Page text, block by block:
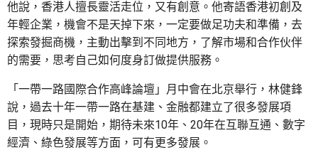
他說，香港人擅長靈活走位，又有創意。他寄語香港初創及
年輕企業，機會不是天掉下來，一定要做足功夫和準備，去
探索發掘商機，主動出擊到不同地方，了解市場和合作伙伴
的需要，思考自己如何度身訂做提供服務。
「一帶一路國際合作高峰論壇」月中會在北京舉行，林健鋒
說，過去十年一帶一路在基建、金融都建立了很多發展項
目，現時只是開始，期待未來10年、20年在互聯互通、數字
經濟、綠色發展等方面，可有更多發展。